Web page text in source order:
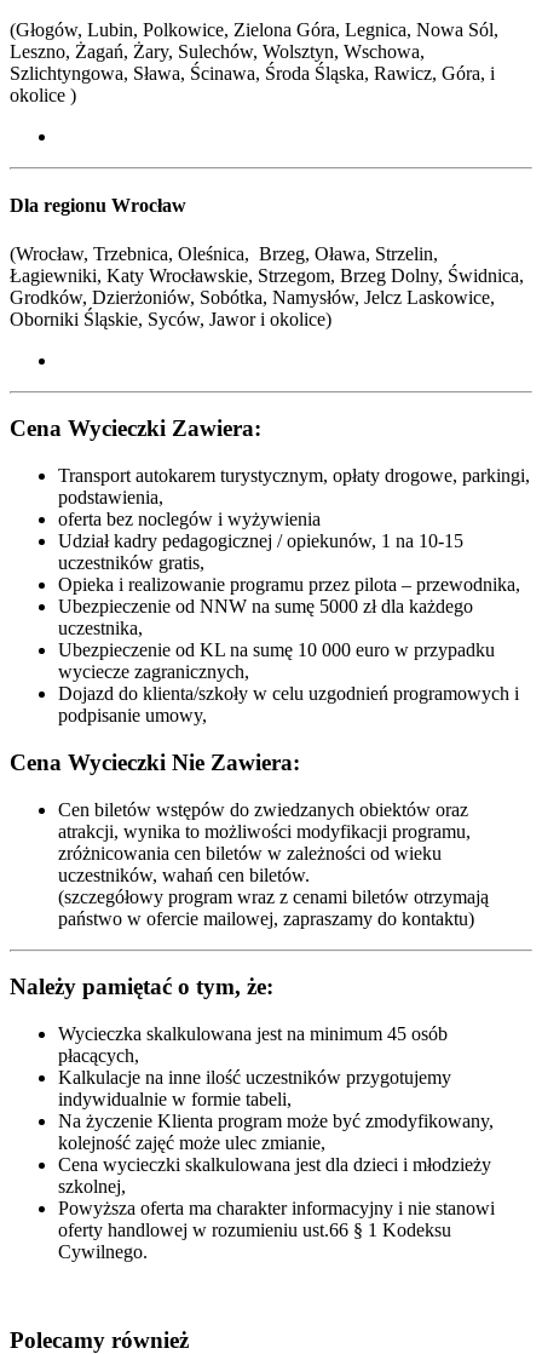
(Głogów, Lubin, Polkowice, Zielona Góra, Legnica, Nowa Sól,
Leszno, Żagań, Żary, Sulechów, Wolsztyn, Wschowa,
Szlichtyngowa, Sława, Ścinawa, Środa Śląska, Rawicz, Góra, i
okolice )
Dla regionu Wrocław
(Wrocław, Trzebnica, Oleśnica, Brzeg, Oława, Strzelin,
Łagiewniki, Katy Wrocławskie, Strzegom, Brzeg Dolny, Świdnica,
Grodków, Dzierżoniów, Sobótka, Namysłów, Jelcz Laskowice,
Oborniki Śląskie, Syców, Jawor i okolice)
Cena Wycieczki Zawiera:
Transport autokarem turystycznym, opłaty drogowe, parkingi,
podstawienia,
oferta bez noclegów i wyżywienia
Udział kadry pedagogicznej / opiekunów, 1 na 10-15
uczestników gratis,
Opieka i realizowanie programu przez pilota – przewodnika,
Ubezpieczenie od NNW na sumę 5000 zł dla każdego
uczestnika,
Ubezpieczenie od KL na sumę 10 000 euro w przypadku
wyciecze zagranicznych,
Dojazd do klienta/szkoły w celu uzgodnień programowych i
podpisanie umowy,
Cena Wycieczki Nie Zawiera:
Cen biletów wstępów do zwiedzanych obiektów oraz
atrakcji, wynika to możliwości modyfikacji programu,
zróżnicowania cen biletów w zależności od wieku
uczestników, wahań cen biletów.
(szczegółowy program wraz z cenami biletów otrzymają
państwo w ofercie mailowej, zapraszamy do kontaktu)
Należy pamiętać o tym, że:
Wycieczka skalkulowana jest na minimum 45 osób
płacących,
Kalkulacje na inne ilość uczestników przygotujemy
indywidualnie w formie tabeli,
Na życzenie Klienta program może być zmodyfikowany,
kolejność zajęć może ulec zmianie,
Cena wycieczki skalkulowana jest dla dzieci i młodzieży
szkolnej,
Powyższa oferta ma charakter informacyjny i nie stanowi
oferty handlowej w rozumieniu ust.66 § 1 Kodeksu
Cywilnego.
Polecamy również